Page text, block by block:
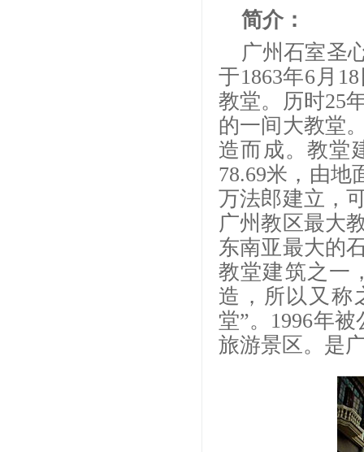
简介：
广州石室圣
于1863年6月
教堂。历时25
的一间大教堂
造而成。教堂
78.69米，由地
万法郎建立，
广州教区最大
东南亚最大的
教堂建筑之一
造，所以又称
堂”。1996年
旅游景区。是